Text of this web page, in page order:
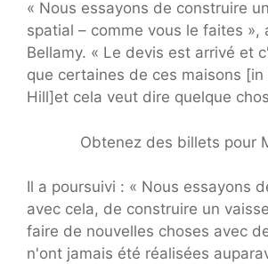
« Nous essayons de construire
spatial – comme vous le faites »,
Bellamy. « Le devis est arrivé et
que certaines de ces maisons [in
Hill]et cela veut dire quelque
Obtenez des billets pour
Il a poursuivi : « Nous essayons
avec cela, de construire un
faire de nouvelles choses avec
n'ont jamais été réalisées